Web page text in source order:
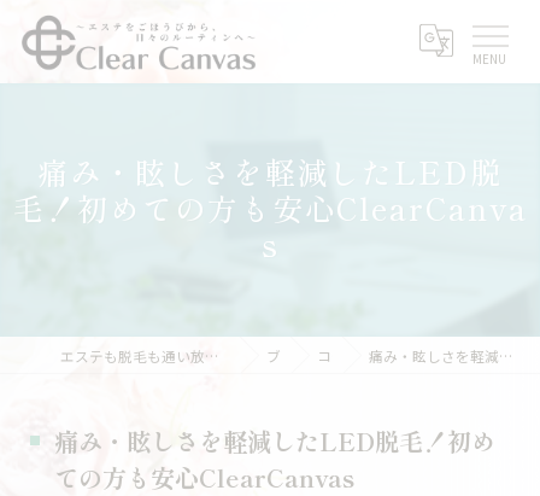
痛み・眩しさを軽減したLED脱
毛！初めての方も安心ClearCanva
s
エステも脱毛も通い放題｜サブスクエステなら三重県亀山市のClear Canvas ブログ コラム 痛み・眩しさを軽減したLED脱毛！初めての方も安心ClearCanvas
痛み・眩しさを軽減したLED脱毛！初め
ての方も安心ClearCanvas